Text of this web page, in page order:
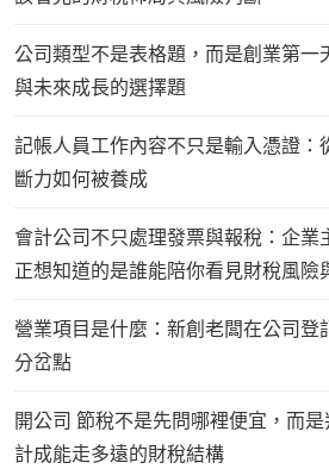
公司類型不是表格題，而是創業第一
與未來成長的選擇題
記帳人員工作內容不只是輸入憑證：
斷力如何被養成
會計公司不只處理發票與報稅：企業
正想知道的是誰能陪你看見財稅風險
營業項目是什麼：新創老闆在公司登
分岔點
開公司 節稅不是先問哪裡便宜，而
計成能走多遠的財稅結構